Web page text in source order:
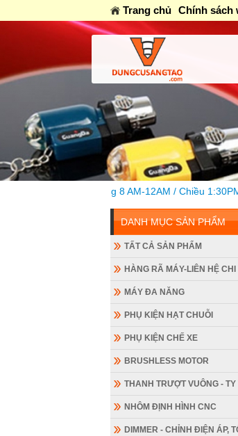
Trang chủ Chính sách
8 AM-12AM / Chiều 1:30PM-16PM / Tối 18h-20h
DANH MỤC SẢN PHẨM
TẤT CẢ SẢN PHẨM
HÀNG RÃ MÁY-LIÊN HỆ CHI
MÁY ĐA NĂNG
PHỤ KIỆN HẠT CHUỖI
PHỤ KIỆN CHẾ XE
BRUSHLESS MOTOR
THANH TRƯỢT VUÔNG - TY
NHÔM ĐỊNH HÌNH CNC
DIMMER - CHỈNH ĐIỆN ÁP,